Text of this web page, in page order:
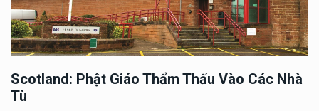
Scotland: Phật Giáo Thẩm Thấu Vào Các Nhà
Tù